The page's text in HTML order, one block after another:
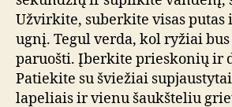
Užvirkite, suberkite visas
ugnį. Tegul verda, kol ryžiai
paruošti. Įberkite prieskonių ir
Patiekite su šviežiai
lapeliais ir vienu šaukšteliu